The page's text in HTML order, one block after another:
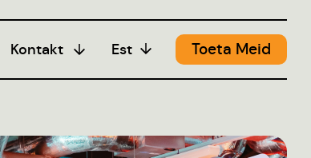
Kontakt Est Toeta Meid